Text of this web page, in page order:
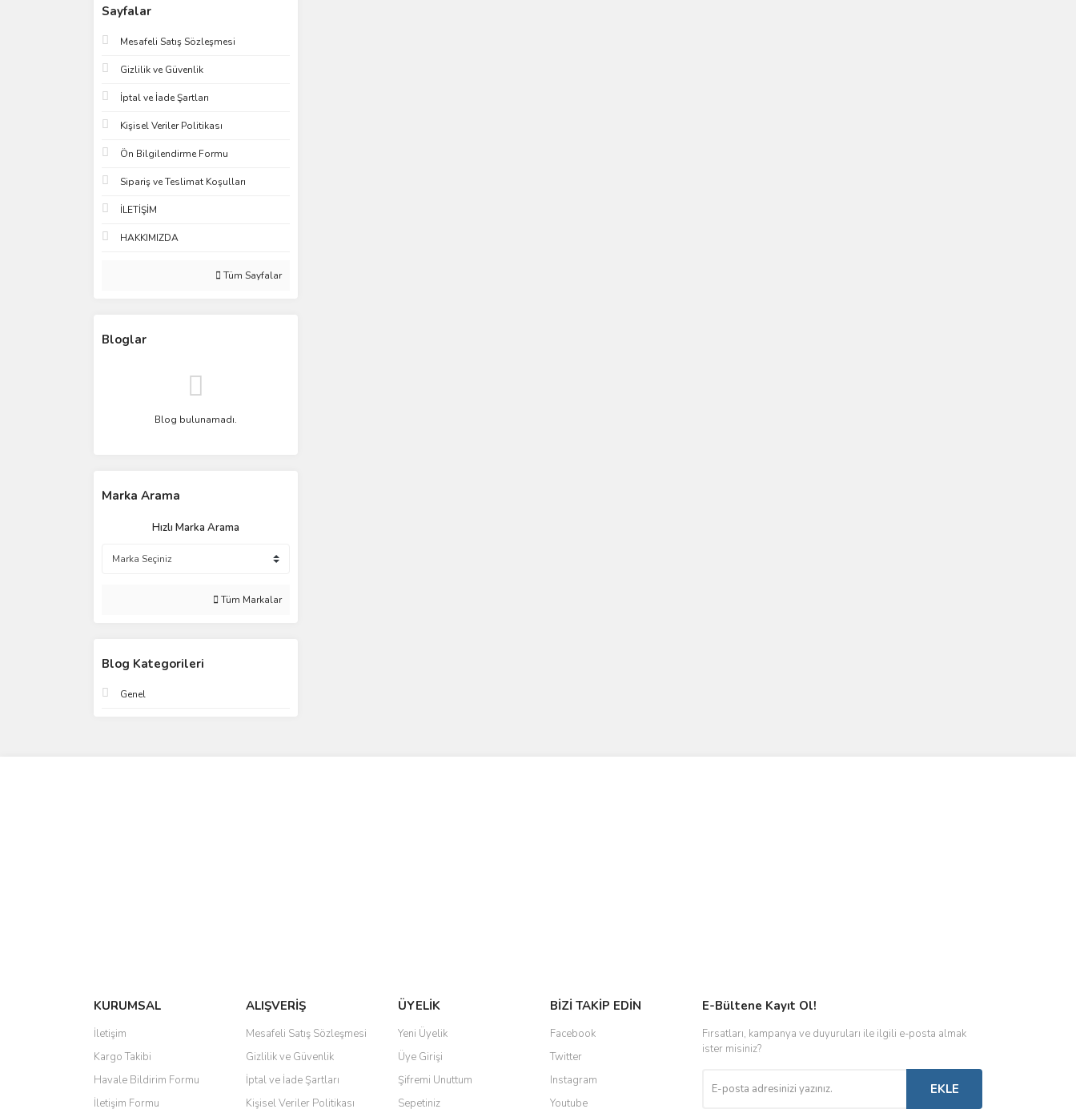
Sayfalar
Mesafeli Satış Sözleşmesi
Gizlilik ve Güvenlik
İptal ve İade Şartları
Kişisel Veriler Politikası
Ön Bilgilendirme Formu
Sipariş ve Teslimat Koşulları
İLETİŞİM
HAKKIMIZDA
Tüm Sayfalar
Bloglar
Blog bulunamadı.
Marka Arama
Hızlı Marka Arama
Tüm Markalar
Blog Kategorileri
Genel
KURUMSAL
İletişim
Kargo Takibi
Havale Bildirim Formu
İletişim Formu
ALIŞVERİŞ
Mesafeli Satış Sözleşmesi
Gizlilik ve Güvenlik
İptal ve İade Şartları
Kişisel Veriler Politikası
ÜYELİK
Yeni Üyelik
Üye Girişi
Şifremi Unuttum
Sepetiniz
BİZİ TAKİP EDİN
Facebook
Twitter
Instagram
Youtube
E-Bültene Kayıt Ol!
Fırsatları, kampanya ve duyuruları ile ilgili e-posta almak
ister misiniz?
EKLE